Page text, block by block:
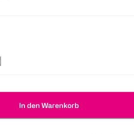
In den Warenkorb